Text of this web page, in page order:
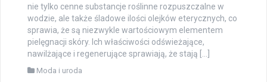
nie tylko cenne substancje roślinne rozpuszczalne w
wodzie, ale także śladowe ilości olejków eterycznych, co
sprawia, że są niezwykle wartościowym elementem
pielęgnacji skóry. Ich właściwości odświeżające,
nawilżające i regenerujące sprawiają, że stają […]
Moda i uroda